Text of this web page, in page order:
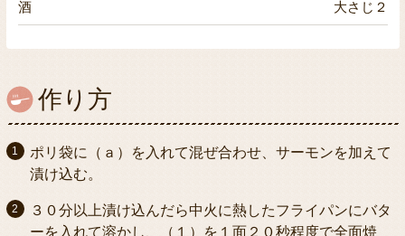
酒 大さじ２
作り方
ポリ袋に（ａ）を入れて混ぜ合わせ、サーモンを加えて
漬け込む。
３０分以上漬け込んだら中火に熱したフライパンにバタ
ーを入れて溶かし、（１）を１面２０秒程度で全面焼